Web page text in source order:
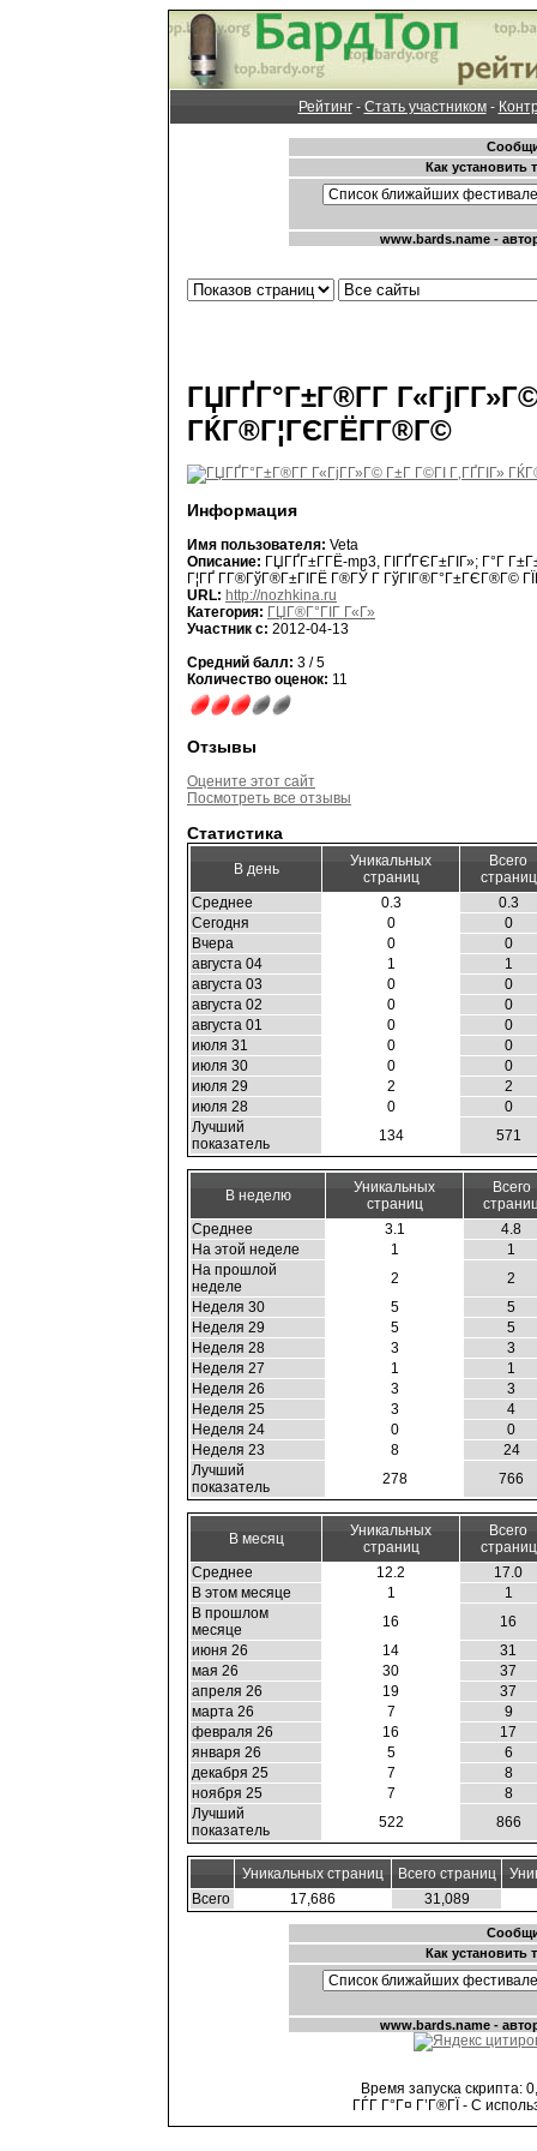
Рейтинг- Стать участником-
ГЏГҐГ°Г±Г®Г­Г
ГЌГ®Г¦ГЄГЁГ­Г®Г©
Информация
Имя пользователя: Veta
Описание: ГЏГҐГ±Г­ГЁ-mp3, ГІГҐГЄГ±ГІГ»; Г°Г
Г¦ГҐ Г­Г®ГўГ®Г±ГІГЁ Г®ГЎ Г ГўГІГ®Г°Г±ГЄГ®Г©
URL: http://nozhkina.ru
Категория: ГЏГ®Г°ГІГ Г«Г»
Участник с: 2012-04-13
Средний балл: 3 / 5
Количество оценок: 11
Отзывы
Оцените этот сайт
Посмотреть все отзывы
Статистика
В день
Уникальных
страниц
Всего
страниц
Среднее
0.3
0.3
Сегодня
0
0
Вчера
0
0
августа 04
1
1
августа 03
0
0
августа 02
0
0
августа 01
0
0
июля 31
0
0
июля 30
0
0
июля 29
2
2
июля 28
0
0
Лучший
показатель
134 571
В неделю
Уникальных
страниц
Всего
Среднее
3.1
4.8
На этой неделе
1
1
На прошлой
неделе
2
2
Неделя 30
5
5
Неделя 29
5
5
Неделя 28
3
3
Неделя 27
1
1
Неделя 26
3
3
Неделя 25
3
4
Неделя 24
0
0
Неделя 23
8
24
Лучший
показатель
278 766
В месяц
Уникальных
страниц
Всего
страниц
Среднее
12.2
17.0
В этом месяце
1
1
В прошлом
месяце
16
16
июня 26
14
31
мая 26
30
37
апреля 26
19
37
марта 26
7
9
февраля 26
16
17
января 26
5
6
декабря 25
7
8
ноября 25
7
8
Лучший
показатель
522 866
Уникальных страниц Всего страниц
Всего
17,686 31,089
Время запуска скрипта:
ГЃГ Г°Г¤ Г’Г®ГЇ - С